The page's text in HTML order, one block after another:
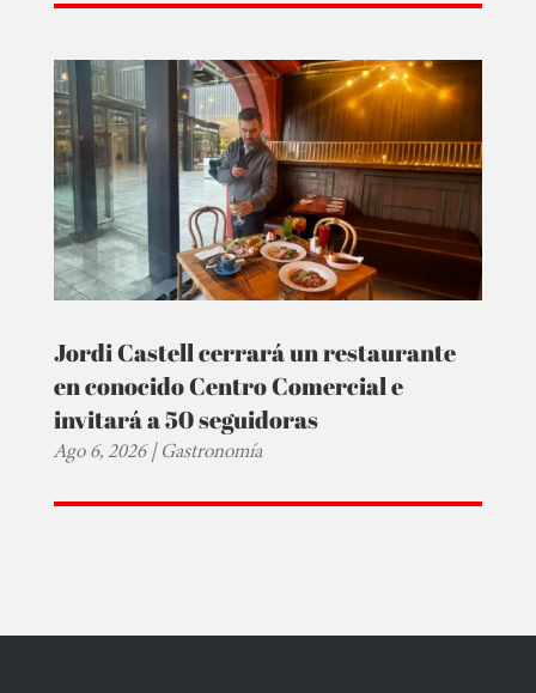
Jordi Castell cerrará un restaurante
en conocido Centro Comercial e
invitará a 50 seguidoras
Ago 6, 2026|Gastronomía